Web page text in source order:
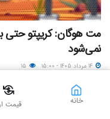
مت هوگان: کریپتو حتی
نمی‌شود
خانه قیمت